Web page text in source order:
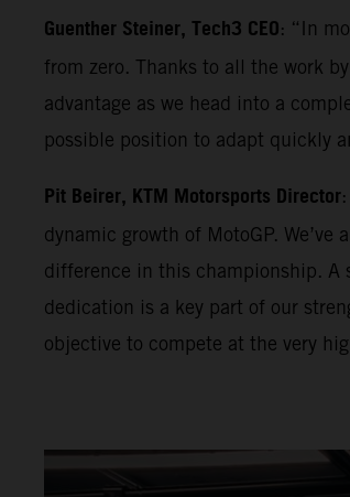
Guenther Steiner, Tech3 CEO: “In
from zero. Thanks to all the work
advantage as we head into a
possible position to adapt quickly
Pit Beirer, KTM Motorsports Director
dynamic growth of MotoGP.
difference in this championship. A
dedication is a key part of our
objective to compete at the very